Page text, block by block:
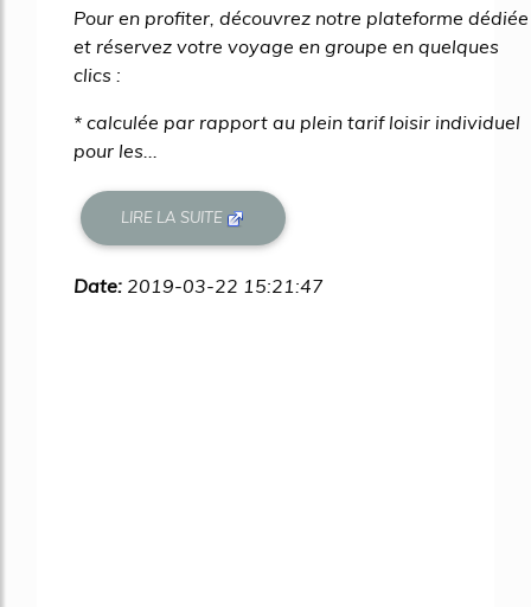
Pour en profiter, découvrez notre plateforme dédiée
et réservez votre voyage en groupe en quelques
clics :
* calculée par rapport au plein tarif loisir individuel
pour les...
LIRE LA SUITE
Date: 2019-03-22 15:21:47